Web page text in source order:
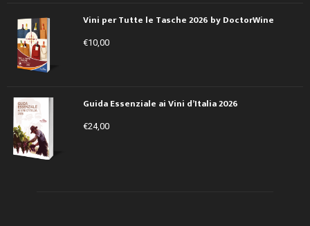
Vini per Tutte le Tasche 2026 by DoctorWine
€10,00
Guida Essenziale ai Vini d’Italia 2026
€24,00